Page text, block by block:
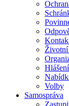
Životní
Volby
Samospráva